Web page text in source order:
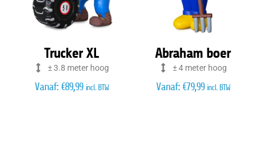
Trucker XL
± 3.8 meter hoog
Vanaf: €89,99 incl. BTW
Abraham boer
± 4 meter hoog
Vanaf: €79,99 incl. BTW